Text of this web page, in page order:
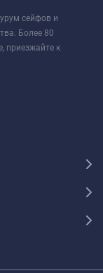
сейфов и
Более 80
приезжайте к